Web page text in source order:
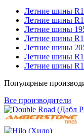
Летние шины
Летние шины
Летние шины
Летние шины
Летние шины
Летние шины
Летние шины
Популярные
Все производители